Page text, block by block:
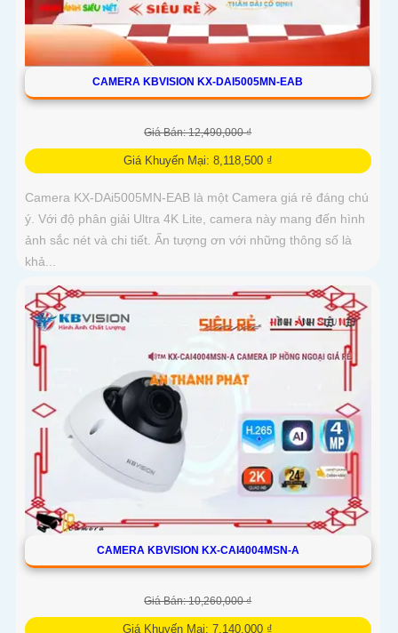
CAMERA KBVISION KX-DAI5005MN-EAB
Giá Bán: 12,490,000 ₫
Giá Khuyến Mại: 8,118,500 ₫
Camera KX-DAi5005MN-EAB là một Camera giá rẻ đáng chú
ý. Với độ phân giải Ultra 4K Lite, camera này mang đến hình
ảnh sắc nét và chi tiết. Ấn tượng ơn với những thông số là
khả...
CAMERA KBVISION KX-CAI4004MSN-A
Giá Bán: 10,260,000 ₫
Giá Khuyến Mại: 7,140,000 ₫